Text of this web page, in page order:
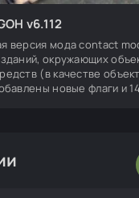
v6.112
версия мода contact
окружающих
(в качестве
новые флаги и